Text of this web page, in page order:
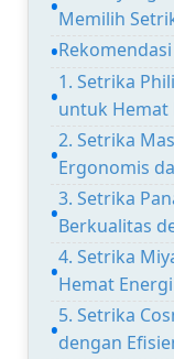
Memilih
1. Setrika
untuk Hemat
2. Setrika
Ergonomis
3. Setrika
Berkualitas
4. Setrika
Hemat Energi
5. Setrika
dengan